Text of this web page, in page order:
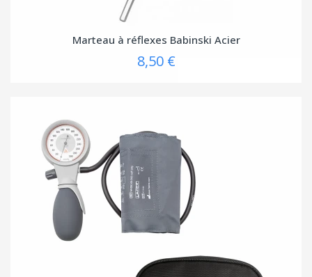
Marteau à réflexes Babinski Acier
8,50 €